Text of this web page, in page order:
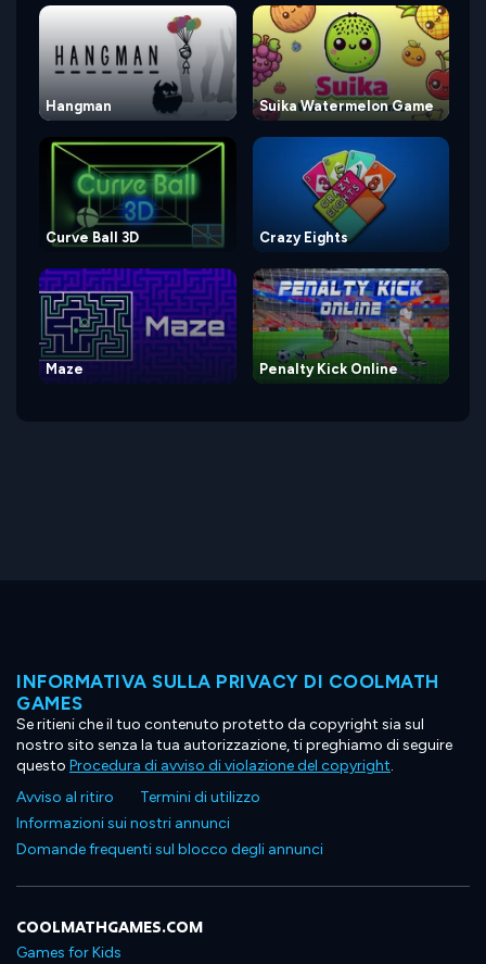
Hangman Suika Watermelon Game
Curve Ball 3D Crazy Eights
Maze Penalty Kick Online
INFORMATIVA SULLA PRIVACY DI COOLMATH
GAMES
Se ritieni che il tuo contenuto protetto da copyright sia sul
nostro sito senza la tua autorizzazione, ti preghiamo di seguire
questo Procedura di avviso di violazione del copyright.
Avviso al ritiro
Termini di utilizzo
Informazioni sui nostri annunci
Domande frequenti sul blocco degli annunci
COOLMATHGAMES.COM
Games for Kids